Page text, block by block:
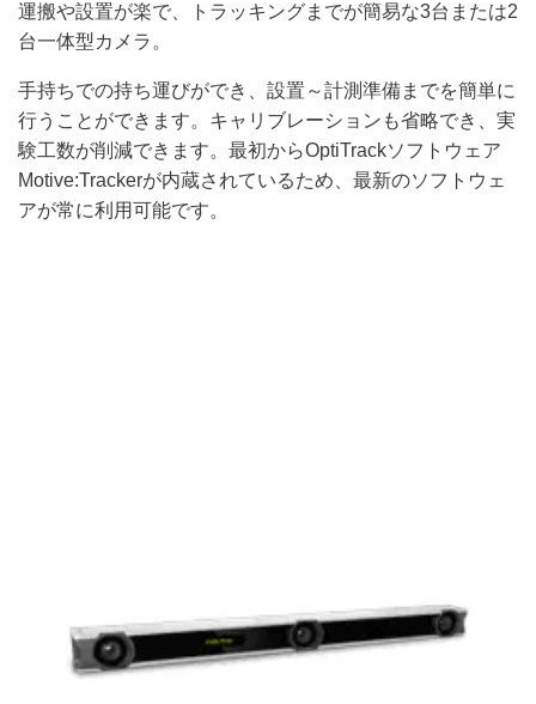
運搬や設置が楽で、トラッキングまでが簡易な3台または2
台一体型カメラ。
手持ちでの持ち運びができ、設置～計測準備までを簡単に
行うことができます。キャリブレーションも省略でき、実
験工数が削減できます。最初からOptiTrackソフトウェア
Motive:Trackerが内蔵されているため、最新のソフトウェ
アが常に利用可能です。